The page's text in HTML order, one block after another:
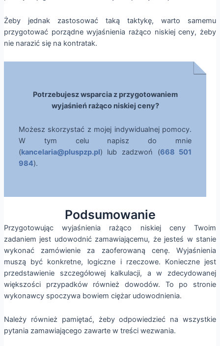
Żeby jednak zastosować taką taktykę, warto samemu
przygotować porządne wyjaśnienia rażąco niskiej ceny, żeby
nie narazić się na kontratak.
Potrzebujesz wsparcia z przygotowaniem
wyjaśnień rażąco niskiej ceny?
Możesz skorzystać z mojej indywidualnej pomocy.
W tym celu napisz do mnie
(kancelaria@pluspzp.pl) lub zadzwoń (668 501
984).
Podsumowanie
Przygotowując wyjaśnienia rażąco niskiej ceny Twoim
zadaniem jest udowodnić zamawiającemu, że jesteś w stanie
wykonać zamówienie za zaoferowaną cenę. Wyjaśnienia
muszą być konkretne, logiczne i rzeczowe. Konieczne jest
przedstawienie szczegółowej kalkulacji, a w zdecydowanej
większości przypadków również dowodów. To po stronie
wykonawcy spoczywa bowiem ciężar udowodnienia.
Należy również pamiętać, żeby odpowiedzieć na wszystkie
pytania zamawiającego zawarte w treści wezwania.